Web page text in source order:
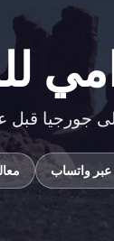
واتساب